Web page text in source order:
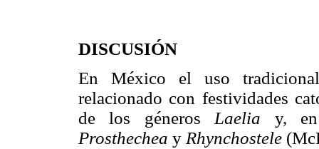
DISCUSIÓN
En México el uso
relacionado con festividades
de los géneros Laelia y,
Prosthechea y Rhynchostele